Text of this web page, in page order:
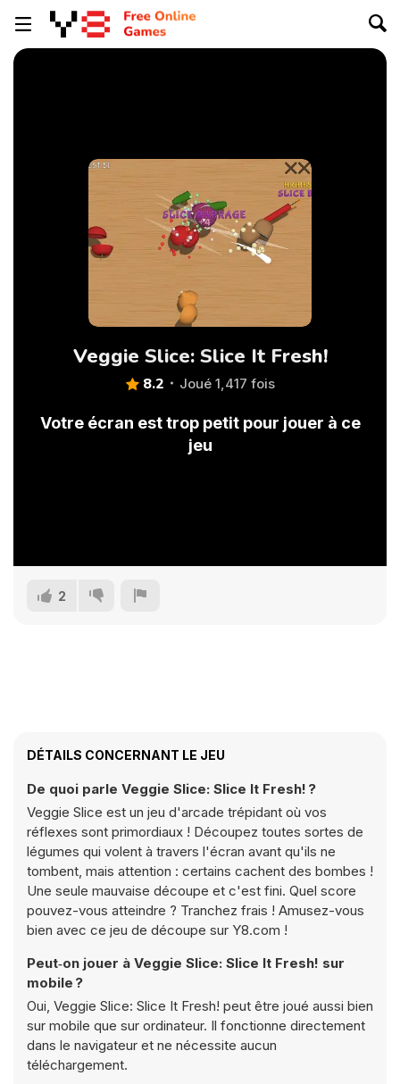
Veggie Slice: Slice It Fresh!
8.2 Joué 1,417 fois
Votre écran est trop petit pour jouer à ce
jeu
2
DÉTAILS CONCERNANT LE JEU
De quoi parle Veggie Slice: Slice It Fresh! ?
Veggie Slice est un jeu d'arcade trépidant où vos
réflexes sont primordiaux ! Découpez toutes sortes de
légumes qui volent à travers l'écran avant qu'ils ne
tombent, mais attention : certains cachent des bombes !
Une seule mauvaise découpe et c'est fini. Quel score
pouvez-vous atteindre ? Tranchez frais ! Amusez-vous
bien avec ce jeu de découpe sur Y8.com !
Peut‑on jouer à Veggie Slice: Slice It Fresh! sur
mobile ?
Oui, Veggie Slice: Slice It Fresh! peut être joué aussi bien
sur mobile que sur ordinateur. Il fonctionne directement
dans le navigateur et ne nécessite aucun
téléchargement.